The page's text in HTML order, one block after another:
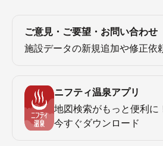
ご意見・ご要望・お問い合わせ
施設データの新規追加や修正依
ニフティ温泉アプリ
地図検索がもっと便利に
今すぐダウンロード